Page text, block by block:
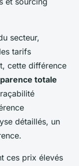
secteur,
tarifs
cette différence
totale
détaillés, un
ces prix élevés